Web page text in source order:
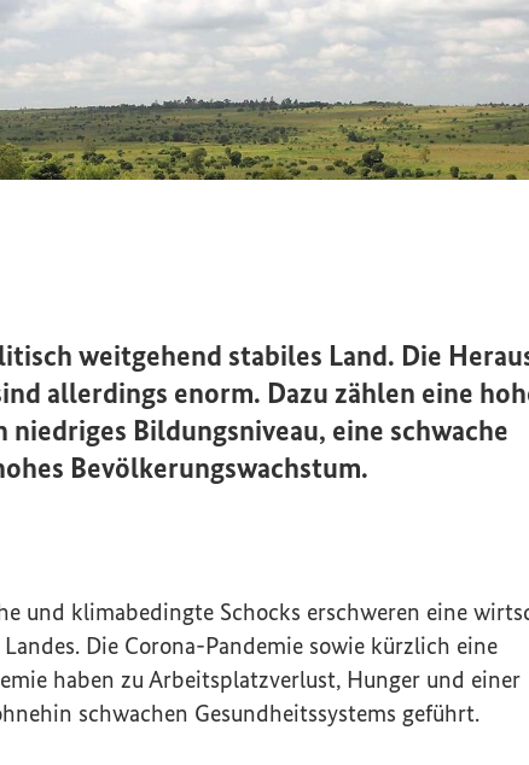
weitgehend stabiles Land. Die
allerdings enorm. Dazu zählen eine
Bildungsniveau, eine schwache
Bevölkerungswachstum.
und klimabedingte Schocks erschweren eine
Die Corona-Pandemie sowie kürzlich eine
haben zu Arbeitsplatzverlust, Hunger und einer
schwachen Gesundheitssystems geführt.